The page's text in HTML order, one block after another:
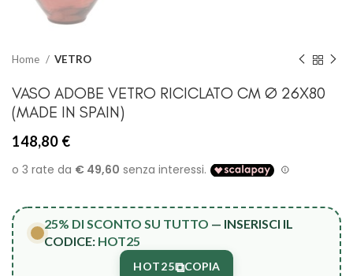
Home VETRO
VASO ADOBE VETRO RICICLATO CM Ø 26X80
(MADE IN SPAIN)
148,80 €
25% DI SCONTO SU TUTTO — INSERISCI IL
CODICE: HOT25
HOT25⧉COPIA